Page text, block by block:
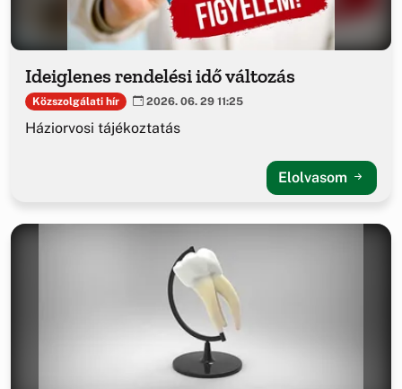
Ideiglenes rendelési idő változás
Közszolgálati hír 2026. 06. 29 11:25
Háziorvosi tájékoztatás
Elolvasom